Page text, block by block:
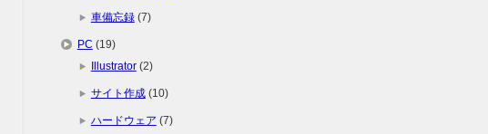
車備忘録(7)
PC (19)
Illustrator(2)
サイト作成(10)
ハードウェア (7)